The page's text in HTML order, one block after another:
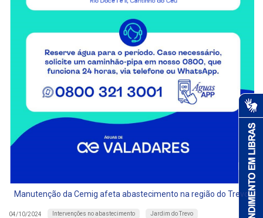
Manutenção da Cemig afeta abastecimento na região do Trevo
04/10/2024 Intervenções no abastecimento Jardim do Trevo